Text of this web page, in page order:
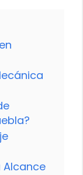
Alcance